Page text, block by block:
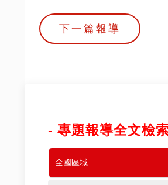
下一篇報導
- 專題報導全文檢